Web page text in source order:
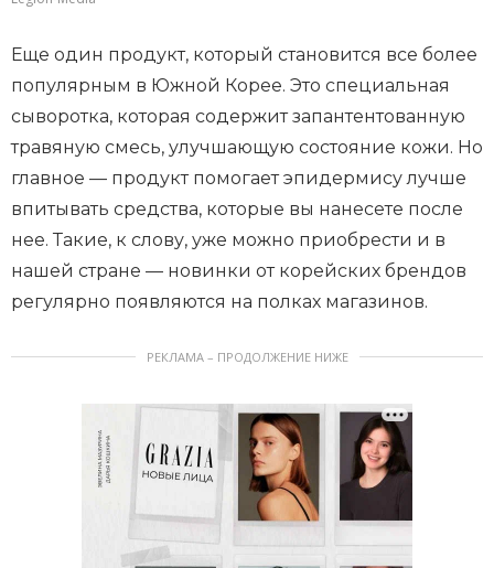
Еще один продукт, который становится все более
популярным в Южной Корее. Это специальная
сыворотка, которая содержит запантентованную
травяную смесь, улучшающую состояние кожи. Но
главное — продукт помогает эпидермису лучше
впитывать средства, которые вы нанесете после
нее. Такие, к слову, уже можно приобрести и в
нашей стране — новинки от корейских брендов
регулярно появляются на полках магазинов.
РЕКЛАМА – ПРОДОЛЖЕНИЕ НИЖЕ